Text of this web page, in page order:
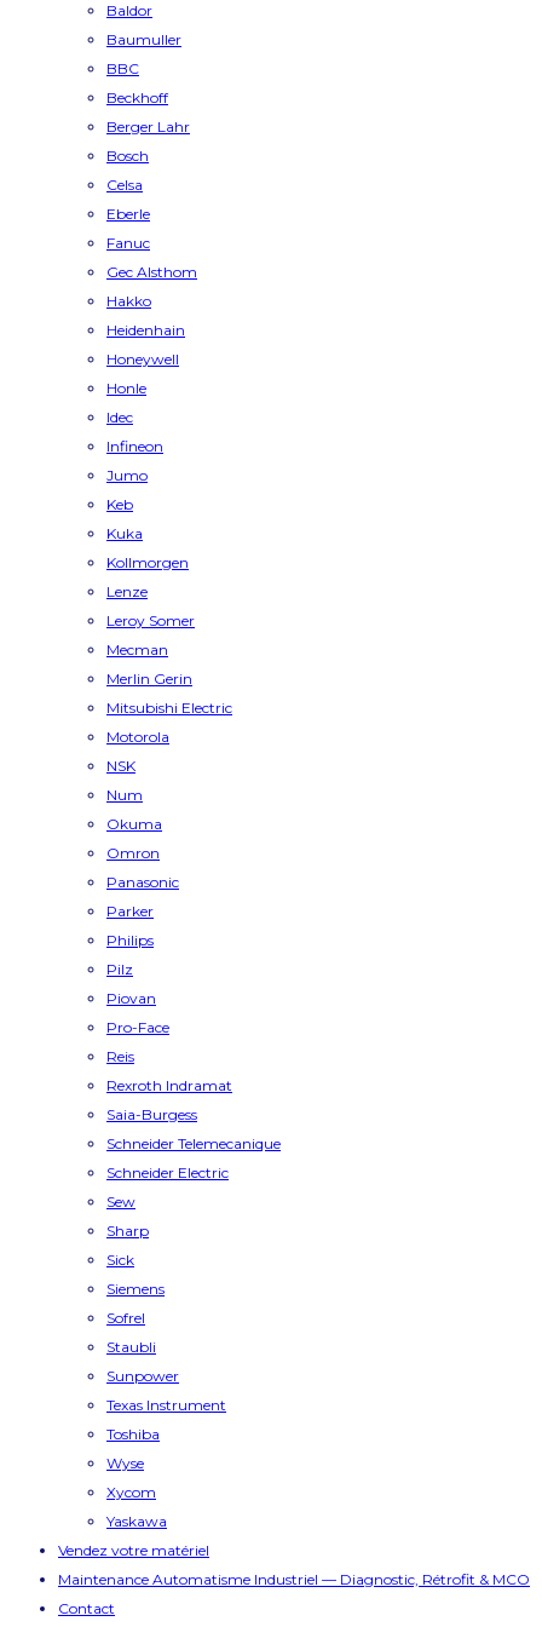
Baldor
Baumuller
BBC
Beckhoff
Berger Lahr
Bosch
Celsa
Eberle
Fanuc
Gec Alsthom
Hakko
Heidenhain
Honeywell
Honle
Idec
Infineon
Jumo
Keb
Kuka
Kollmorgen
Lenze
Leroy Somer
Mecman
Merlin Gerin
Mitsubishi Electric
Motorola
NSK
Num
Okuma
Omron
Panasonic
Parker
Philips
Pilz
Piovan
Pro-Face
Reis
Rexroth Indramat
Saia-Burgess
Schneider Telemecanique
Schneider Electric
Sew
Sharp
Sick
Siemens
Sofrel
Staubli
Sunpower
Texas Instrument
Toshiba
Wyse
Xycom
Yaskawa
Vendez votre matériel
Maintenance Automatisme Industriel — Diagnostic, Rétrofit & MCO
Contact